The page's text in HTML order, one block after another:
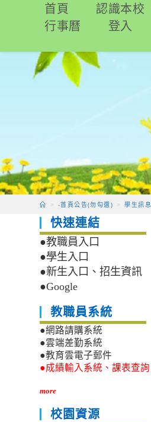
要
首頁 認識本校
行事曆
登入
> -首頁公告(勿勾選) > 學生訊息
快速連結
●教職員入口
●學生入口
●新生入口、招生資訊
●Google
教職員系統
●網路請購系統
●雲端差勤系統
●教育雲電子郵件
●成績輸入系統、課表查詢
more
校園資源